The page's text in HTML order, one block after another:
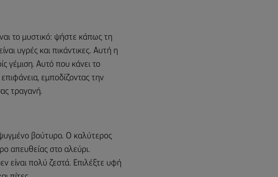
το μυστικό: ψήστε κάπως τη
υγρές και πικάντικες. Αυτή η
γέμιση. Αυτό που κάνει το
εμποδίζοντας την
τραγανή.
βούτυρο. Ο καλύτερος
απευθείας στο αλεύρι.
είναι πολύ ζεστά. Επιλέξτε υφή